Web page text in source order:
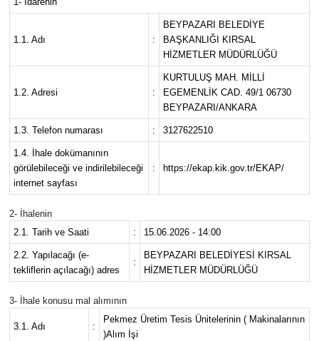
1.1. Adı :
BEYPAZARI BELEDİYE
BAŞKANLIĞI KIRSAL
HİZMETLER MÜDÜRLÜĞÜ
1.2. Adresi :
KURTULUŞ MAH. MİLLİ
EGEMENLİK CAD. 49/1 06730
BEYPAZARI/ANKARA
1.3. Telefon numarası : 3127622510
1.4. İhale dokümanının
görülebileceği ve indirilebileceği
internet sayfası
: https://ekap.kik.gov.tr/EKAP/
2- İhalenin
2.1. Tarih ve Saati
: 15.06.2026 - 14:00
2.2. Yapılacağı (e-
tekliflerin açılacağı) adres
:
BEYPAZARI BELEDİYESİ KIRSAL
HİZMETLER MÜDÜRLÜĞÜ
3- İhale konusu mal alımının
3.1. Adı :
Pekmez Üretim Tesis Ünitelerinin ( Makinalarının
)Alım İşi